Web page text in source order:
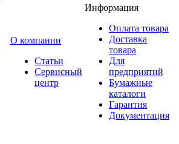
O компании
Статьи
Сервисный
центр
Информация
Оплата товара
Доставка
товара
Для
предприятий
Бумажные
каталоги
Гарантия
Документация